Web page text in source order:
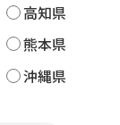
高知県
熊本県
沖縄県